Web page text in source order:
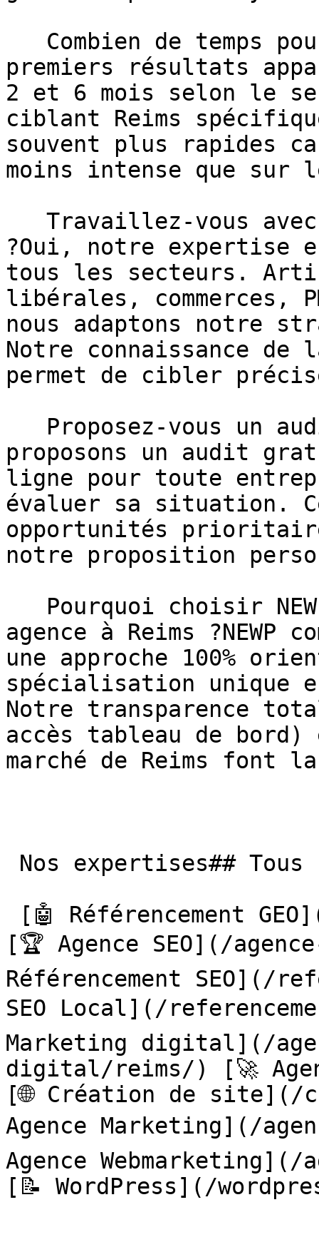
premiers résultats
2 et 6 mois selon le
ciblant Reims
souvent plus rapides
moins intense que sur
?Oui, notre expertise
tous les secteurs.
libérales, commerces,
nous adaptons notre
Notre connaissance de
permet de cibler
proposons un audit
ligne pour toute
évaluer sa situation.
opportunités
notre proposition
agence à Reims
une approche 100%
spécialisation unique
Notre transparence
accès tableau de bord)
marché de Reims font
[🏆 Agence SEO](/
Référencement SEO](/
SEO Local](/
Marketing digital](/
digital/reims/) [🚀
[🌐 Création de site](/
Agence Marketing](/
Agence
[📝 WordPress](/